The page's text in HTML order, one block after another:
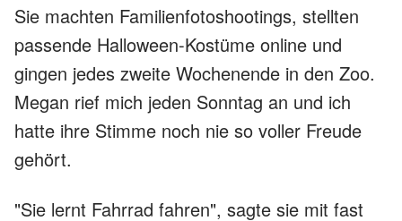
Sie machten Familienfotoshootings, stellten
passende Halloween-Kostüme online und
gingen jedes zweite Wochenende in den Zoo.
Megan rief mich jeden Sonntag an und ich
hatte ihre Stimme noch nie so voller Freude
gehört.
"Sie lernt Fahrrad fahren", sagte sie mit fast